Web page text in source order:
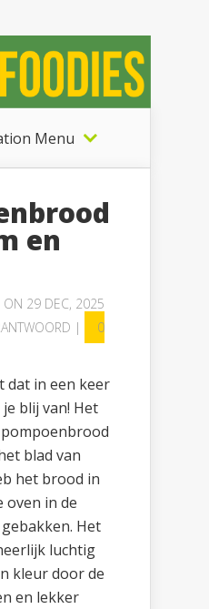
Menu
en
ON 29 DEC, 2025
|
0
dat in een keer
blij van! Het
blad van
het brood in
oven in de
Het
luchtig
kleur door de
en lekker